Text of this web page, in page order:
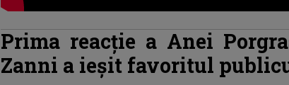
Prima reacție a Anei
Zanni a ieșit favoritul